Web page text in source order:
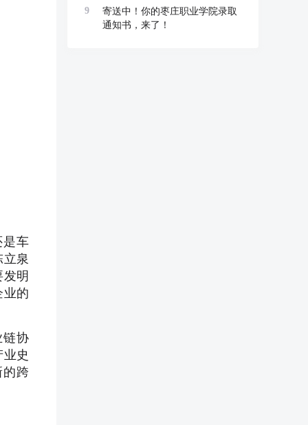
是车
泉
明
业的
链协
史
跨
9
寄送中！你的枣庄职业学院录取
通知书，来了！